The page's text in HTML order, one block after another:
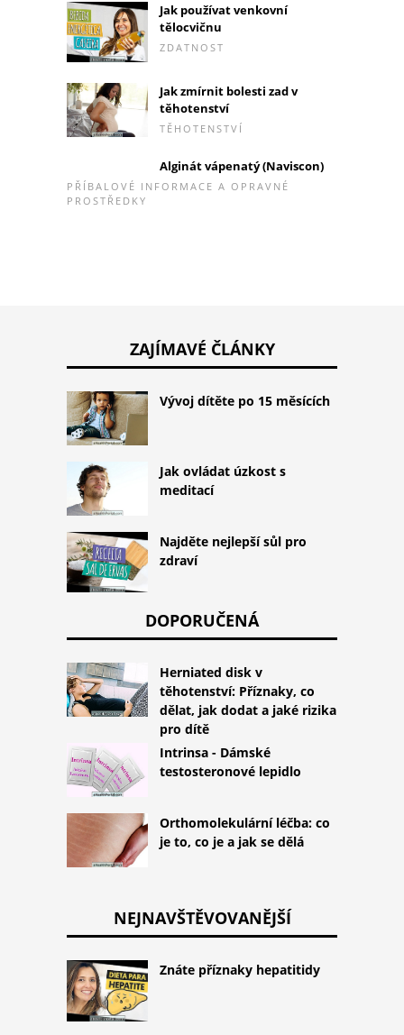
Jak používat venkovní
tělocvičnu
ZDATNOST
Jak zmírnit bolesti zad v
těhotenství
TĚHOTENSTVÍ
Alginát vápenatý (Naviscon)
PŘÍBALOVÉ INFORMACE A OPRAVNÉ
PROSTŘEDKY
ZAJÍMAVÉ ČLÁNKY
Vývoj dítěte po 15 měsících
Jak ovládat úzkost s
meditací
Najděte nejlepší sůl pro
zdraví
DOPORUČENÁ
Herniated disk v
těhotenství: Příznaky, co
dělat, jak dodat a jaké rizika
pro dítě
Intrinsa - Dámské
testosteronové lepidlo
Orthomolekulární léčba: co
je to, co je a jak se dělá
NEJNAVŠTĚVOVANĚJŠÍ
Znáte příznaky hepatitidy